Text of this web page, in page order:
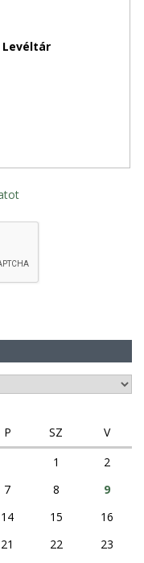
Levéltár
P SZ
V
1
2
7 8
9
14 15
16
21 22
23